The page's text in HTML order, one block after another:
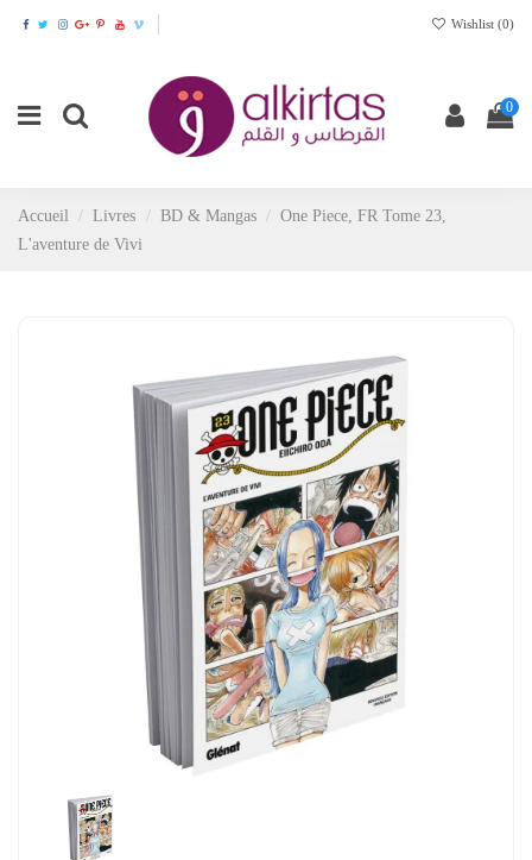
Wishlist (0)
0
Accueil Livres BD & Mangas
One Piece, FR Tome 23,
L'aventure de Vivi